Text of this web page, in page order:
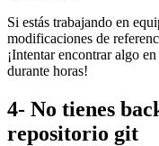
Si estás trabajando en
modificaciones de
¡Intentar encontrar algo
durante horas!
4- No tienes
repositorio git